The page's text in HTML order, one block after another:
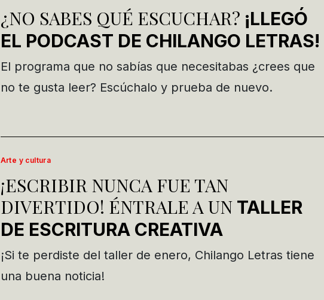
¿NO SABES QUÉ ESCUCHAR? ¡LLEGÓ
EL PODCAST DE CHILANGO LETRAS!
El programa que no sabías que necesitabas ¿crees que
no te gusta leer? Escúchalo y prueba de nuevo.
Arte y cultura
¡ESCRIBIR NUNCA FUE TAN
DIVERTIDO! ÉNTRALE A UN TALLER
DE ESCRITURA CREATIVA
¡Si te perdiste del taller de enero, Chilango Letras tiene
una buena noticia!